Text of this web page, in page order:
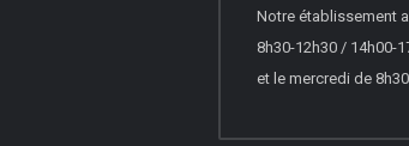
Notre établissement
8h30-12h30 / 14h00-
et le mercredi de